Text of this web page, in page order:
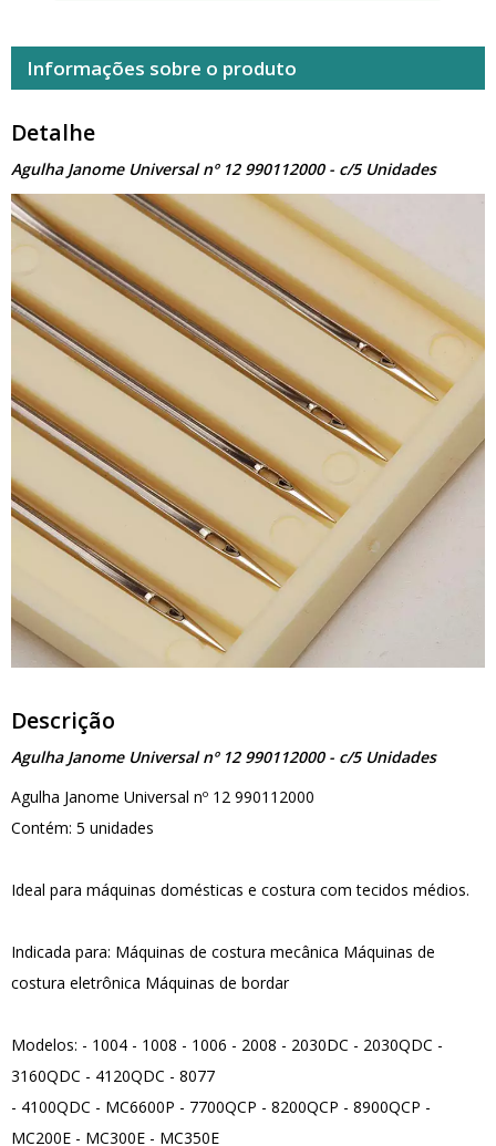
Informações sobre o produto
Detalhe
Agulha Janome Universal nº 12 990112000 - c/5 Unidades
Descrição
Agulha Janome Universal nº 12 990112000 - c/5 Unidades
Agulha Janome Universal nº 12 990112000
Contém: 5 unidades
Ideal para máquinas domésticas e costura com tecidos médios.
Indicada para: Máquinas de costura mecânica Máquinas de
costura eletrônica Máquinas de bordar
Modelos: - 1004 - 1008 - 1006 - 2008 - 2030DC - 2030QDC -
3160QDC - 4120QDC - 8077
- 4100QDC - MC6600P - 7700QCP - 8200QCP - 8900QCP -
MC200E - MC300E - MC350E